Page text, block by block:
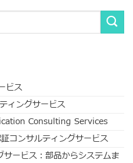
ビス
ィングサービス
Consulting Services
コンサルティングサービス
ービス：部品からシステムま